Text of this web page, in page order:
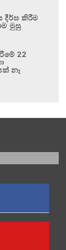
දීර්ඝ කිරීම
මුසු
22
නෑ